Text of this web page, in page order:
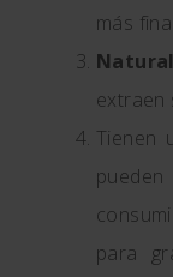
más
extraen
Tienen
para